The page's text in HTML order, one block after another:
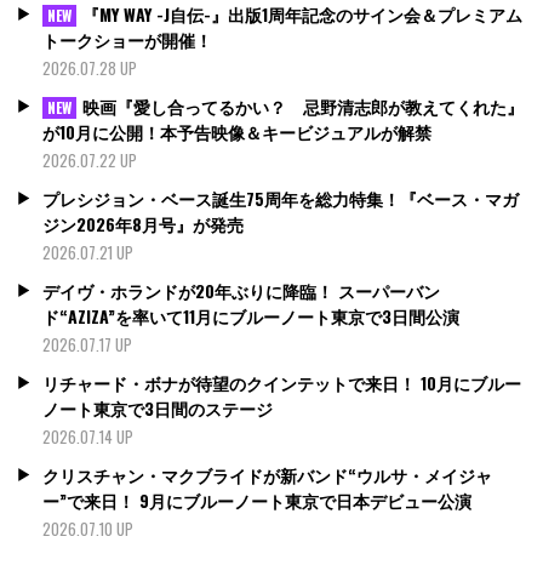
NEW
『MY WAY -J自伝-』出版1周年記念のサイン会＆プレミアム
トークショーが開催！
2026.07.28 UP
NEW 映画『愛し合ってるかい？ 忌野清志郎が教えてくれた』
が10月に公開！本予告映像＆キービジュアルが解禁
2026.07.22 UP
プレシジョン・ベース誕生75周年を総力特集！『ベース・マガ
ジン2026年8月号』が発売
2026.07.21 UP
デイヴ・ホランドが20年ぶりに降臨！ スーパーバン
ド“AZIZA”を率いて11月にブルーノート東京で3日間公演
2026.07.17 UP
リチャード・ボナが待望のクインテットで来日！ 10月にブルー
ノート東京で3日間のステージ
2026.07.14 UP
クリスチャン・マクブライドが新バンド“ウルサ・メイジャ
ー”で来日！ 9月にブルーノート東京で日本デビュー公演
2026.07.10 UP